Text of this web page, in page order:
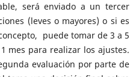
será enviado a un tercer
(leves o mayores) o si es
puede tomar de 3 a 5
mes para realizar los ajustes.
evaluación por parte de